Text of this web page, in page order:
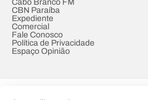
Cabo Branco FM
CBN Paraíba
Expediente
Comercial
Fale Conosco
Política de Privacidade
Espaço Opinião